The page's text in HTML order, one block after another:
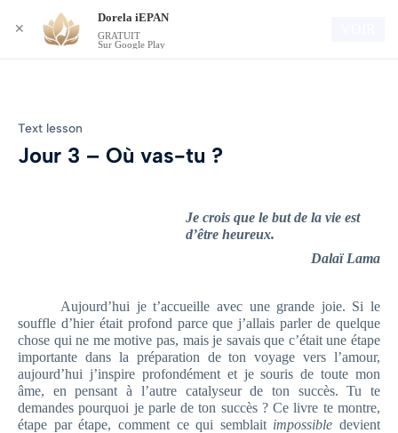
Text lesson
Jour 3 – Où vas-tu ?
Je crois que le but de la vie est
d’être heureux.
Dalaï Lama
Aujourd’hui je t’accueille avec une grande joie. Si le
souffle d’hier était profond parce que j’allais parler de quelque
chose qui ne me motive pas, mais je savais que c’était une étape
importante dans la préparation de ton voyage vers l’amour,
aujourd’hui j’inspire profondément et je souris de toute mon
âme, en pensant à l’autre catalyseur de ton succès. Tu te
demandes pourquoi je parle de ton succès ? Ce livre te montre,
étape par étape, comment ce qui semblait impossible devient
✕
Dorela iEPAN
GRATUIT
Sur Google Play